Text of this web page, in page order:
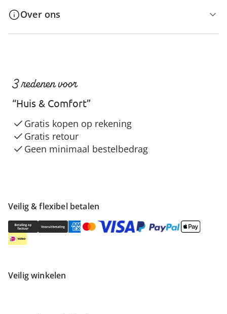
Over ons
Veilig & flexibel betalen
Veilig winkelen
3 redenen voor
“Huis & Comfort”
Gratis kopen op rekening
Gratis retour
Geen minimaal bestelbedrag